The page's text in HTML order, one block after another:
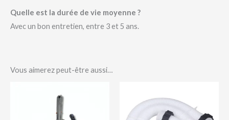
Quelle est la durée de vie moyenne ?
Avec un bon entretien, entre 3 et 5 ans.
Vous aimerez peut-être aussi…